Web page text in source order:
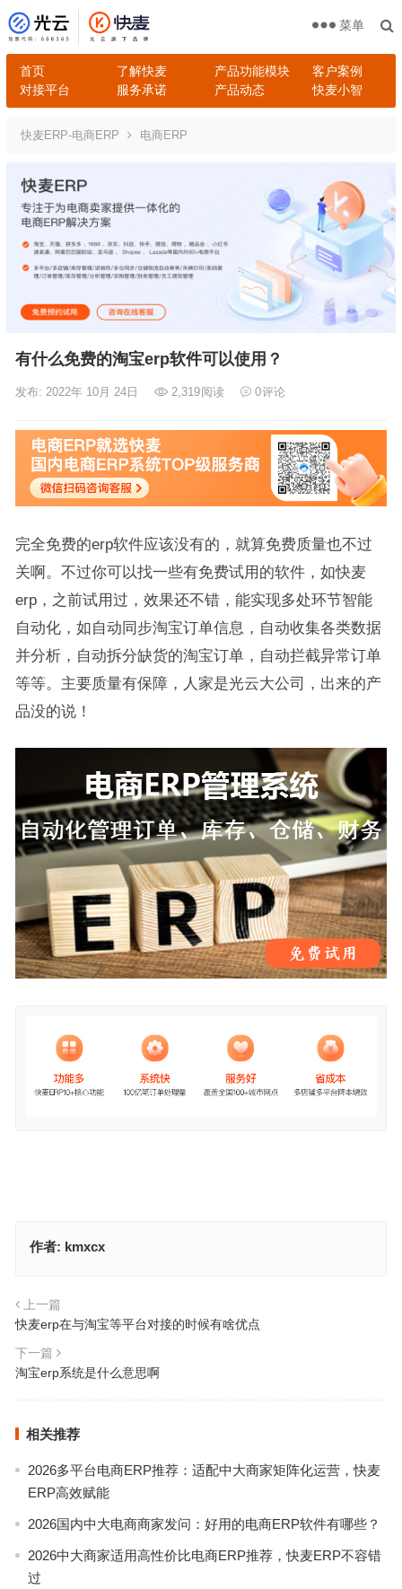
首页 了解快麦 产品功能模块
客户案例
对接平台
服务承诺 产品动态 快麦小智
菜单
快麦ERP-电商ERP 电商ERP
有什么免费的淘宝erp软件可以使用？
发布: 2022年 10月 24日 2,319阅读 0评论
完全免费的erp软件应该没有的，就算免费质量也不过
关啊。不过你可以找一些有免费试用的软件，如快麦
erp，之前试用过，效果还不错，能实现多处环节智能
自动化，如自动同步淘宝订单信息，自动收集各类数据
并分析，自动拆分缺货的淘宝订单，自动拦截异常订单
等等。主要质量有保障，人家是光云大公司，出来的产
品没的说！
作者: kmxcx
上一篇
快麦erp在与淘宝等平台对接的时候有啥优点
下一篇
淘宝erp系统是什么意思啊
相关推荐
2026多平台电商ERP推荐：适配中大商家矩阵化运营，快麦
ERP高效赋能
2026国内中大电商商家发问：好用的电商ERP软件有哪些？
2026中大商家适用高性价比电商ERP推荐，快麦ERP不容错
过